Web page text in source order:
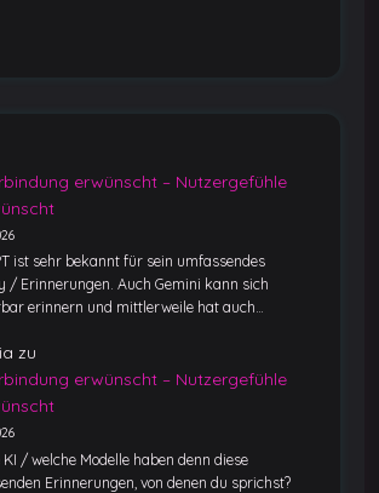
erwünscht – Nutzergefühle
ist sehr bekannt für sein umfassendes
/ Erinnerungen. Auch Gemini kann sich
erinnern und mittlerweile hat auch…
zu
erwünscht – Nutzergefühle
KI / welche Modelle haben denn diese
Erinnerungen, von denen du sprichst?